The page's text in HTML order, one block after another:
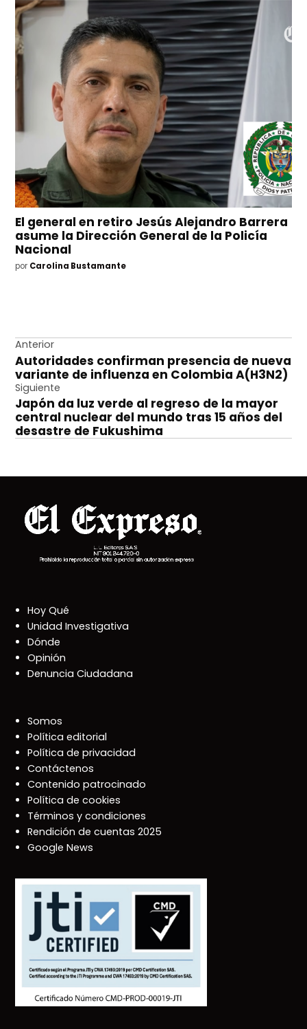
El general en retiro Jesús Alejandro Barrera
asume la Dirección General de la Policía
Nacional
por Carolina Bustamante
Navegación
de
entradas
Anterior
Autoridades confirman presencia de nueva
variante de influenza en Colombia A(H3N2)
Siguiente
Japón da luz verde al regreso de la mayor
central nuclear del mundo tras 15 años del
desastre de Fukushima
Hoy Qué
Unidad Investigativa
Dónde
Opinión
Denuncia Ciudadana
Somos
Política editorial
Política de privacidad
Contáctenos
Contenido patrocinado
Política de cookies
Términos y condiciones
Rendición de cuentas 2025
Google News